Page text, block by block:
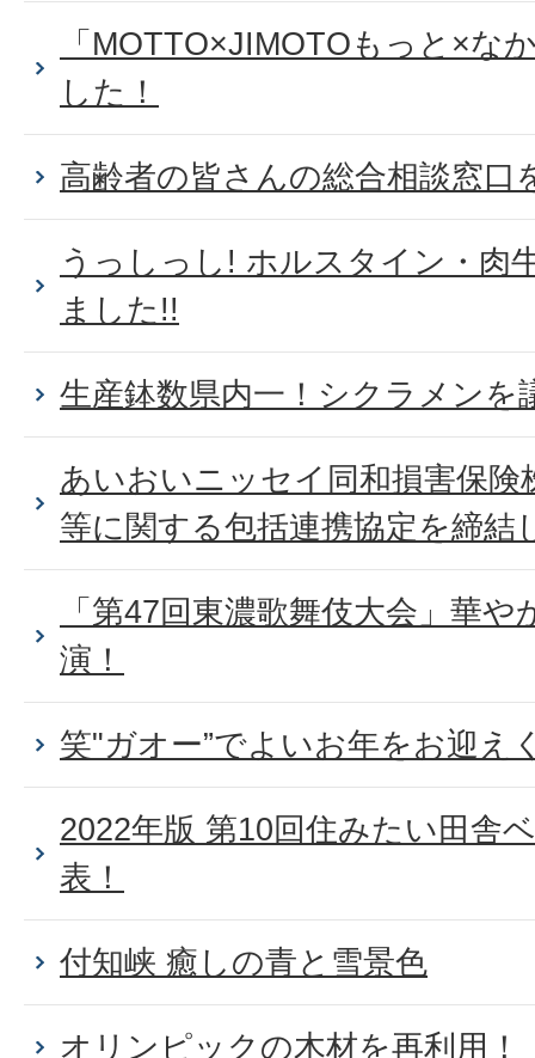
「MOTTO×JIMOTOもっと×な
した！
高齢者の皆さんの総合相談窓口
うっしっし! ホルスタイン・肉
ました!!
生産鉢数県内一！シクラメンを
あいおいニッセイ同和損害保険
等に関する包括連携協定を締結
「第47回東濃歌舞伎大会」華
演！
笑"ガオー”でよいお年をお迎え
2022年版 第10回住みたい田舎
表！
付知峡 癒しの青と雪景色
オリンピックの木材を再利用！